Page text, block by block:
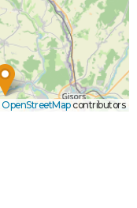
OpenStreetMapcontributors